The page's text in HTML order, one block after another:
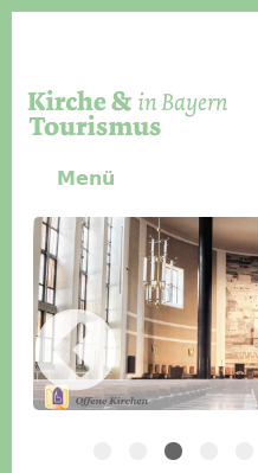
Menü
Slider Icon
Bild
Häuser für